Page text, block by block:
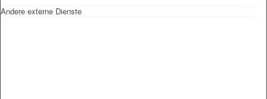
Andere externe Dienste